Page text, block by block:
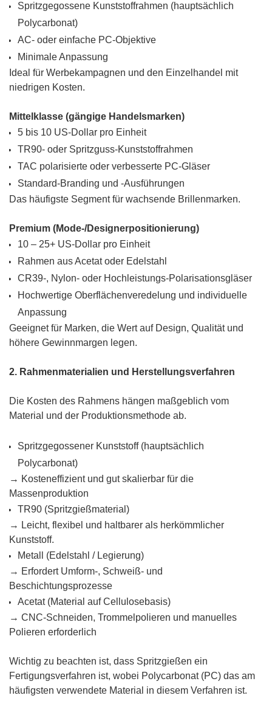
Spritzgegossene Kunststoffrahmen (hauptsächlich
Polycarbonat)
AC- oder einfache PC-Objektive
Minimale Anpassung
Ideal für Werbekampagnen und den Einzelhandel mit
niedrigen Kosten.
Mittelklasse (gängige Handelsmarken)
5 bis 10 US-Dollar pro Einheit
TR90- oder Spritzguss-Kunststoffrahmen
TAC polarisierte oder verbesserte PC-Gläser
Standard-Branding und -Ausführungen
Das häufigste Segment für wachsende Brillenmarken.
Premium (Mode-/Designerpositionierung)
10 – 25+ US-Dollar pro Einheit
Rahmen aus Acetat oder Edelstahl
CR39-, Nylon- oder Hochleistungs-Polarisationsgläser
Hochwertige Oberflächenveredelung und individuelle
Anpassung
Geeignet für Marken, die Wert auf Design, Qualität und
höhere Gewinnmargen legen.
2. Rahmenmaterialien und Herstellungsverfahren
Die Kosten des Rahmens hängen maßgeblich vom
Material und der Produktionsmethode ab.
Spritzgegossener Kunststoff (hauptsächlich
Polycarbonat)
→ Kosteneffizient und gut skalierbar für die
Massenproduktion
TR90 (Spritzgießmaterial)
→ Leicht, flexibel und haltbarer als herkömmlicher
Kunststoff.
Metall (Edelstahl / Legierung)
→ Erfordert Umform-, Schweiß- und
Beschichtungsprozesse
Acetat (Material auf Cellulosebasis)
→ CNC-Schneiden, Trommelpolieren und manuelles
Polieren erforderlich
Wichtig zu beachten ist, dass Spritzgießen ein
Fertigungsverfahren ist, wobei Polycarbonat (PC) das am
häufigsten verwendete Material in diesem Verfahren ist.